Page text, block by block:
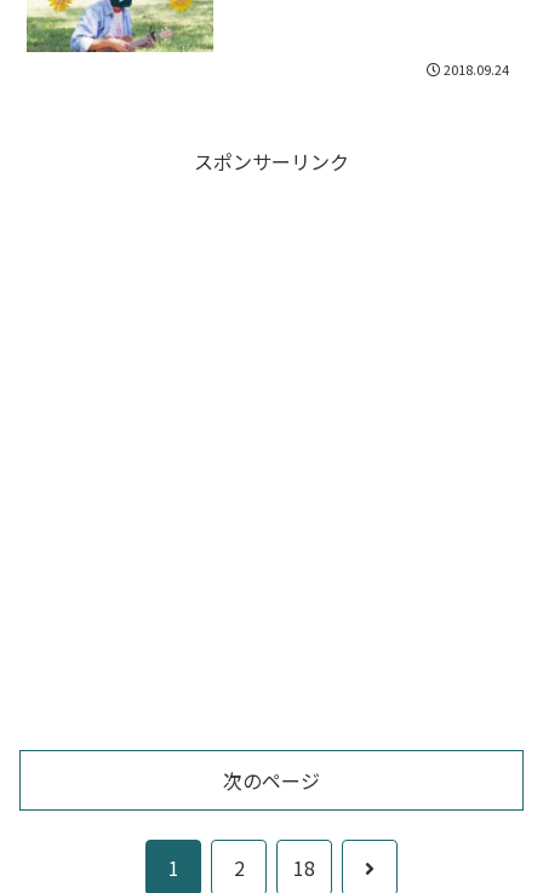
2018.09.24
スポンサーリンク
次のページ
1 2 18 次